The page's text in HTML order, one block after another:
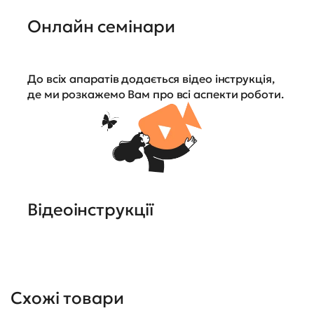
Онлайн семінари
До всіх апаратів додається відео інструкція,
де ми розкажемо Вам про всі аспекти роботи.
Відеоінструкції
Схожі товари